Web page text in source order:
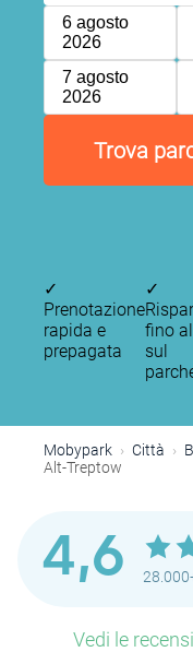
6 agosto
2026
7 agosto
2026
Trova
✓
Prenotazione
rapida e
prepagata
✓
fino
sul
Mobypark Città
Alt-Treptow
4,6
Vedi le